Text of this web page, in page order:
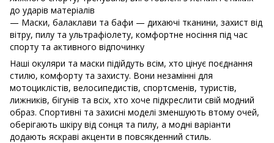
до ударів матеріалів
— Маски, балаклави та бафи — дихаючі тканини, захист від
вітру, пилу та ультрафіолету, комфортне носіння під час
спорту та активного відпочинку
Наші окуляри та маски підійдуть всім, хто цінує поєднання
стилю, комфорту та захисту. Вони незамінні для
мотоциклістів, велосипедистів, спортсменів, туристів,
лижників, бігунів та всіх, хто хоче підкреслити свій модний
образ. Спортивні та захисні моделі зменшують втому очей,
оберігають шкіру від сонця та пилу, а модні варіанти
додають яскраві акценти в повсякденний стиль.